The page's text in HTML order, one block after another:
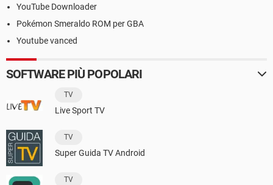
YouTube Downloader
Pokémon Smeraldo ROM per GBA
Youtube vanced
SOFTWARE PIÙ POPOLARI
TV
Live Sport TV
TV
Super Guida TV Android
TV